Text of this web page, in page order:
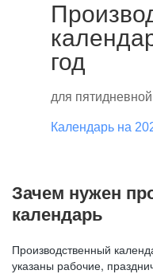
год
для
Календарь на
Зачем нужен
календарь
Производственный
указаны рабочие,